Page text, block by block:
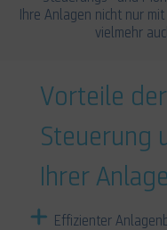
Ihre Anlagen nicht nur
vielmehr
Vorteile
Steuerung
Ihrer
Effizienter